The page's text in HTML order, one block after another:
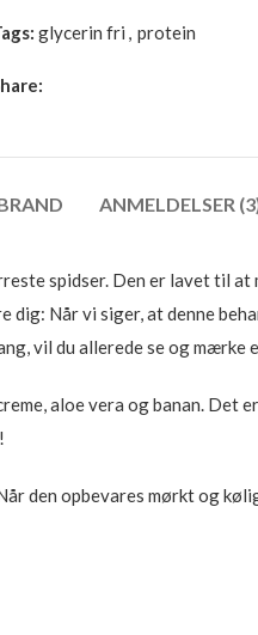
glycerin fri , protein
ANMELDELSER
spidser. Den er lavet til
Når vi siger, at denne
vil du allerede se og mærke
aloe vera og banan.
den opbevares mørkt og